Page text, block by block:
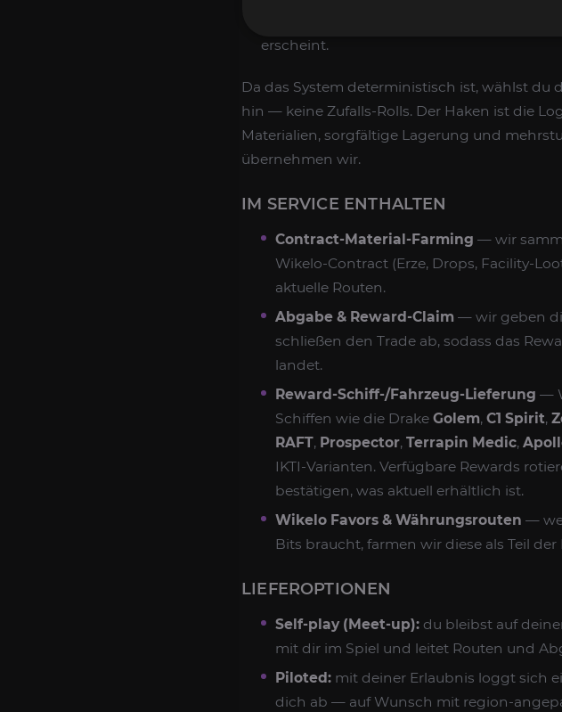
erscheint.
Da das System deterministisch ist, wählst du
hin — keine Zufalls-Rolls. Der Haken ist die
Materialien, sorgfältige Lagerung und
übernehmen wir.
IM SERVICE ENTHALTEN
Contract-Material-Farming — wir
Wikelo-Contract (Erze, Drops, Facility-
aktuelle Routen.
Abgabe & Reward-Claim — wir geben
schließen den Trade ab, sodass das
landet.
Reward-Schiff-/Fahrzeug-Lieferung —
Schiffen wie die Drake Golem, C1 Spirit,
RAFT, Prospector, Terrapin Medic,
IKTI-Varianten. Verfügbare Rewards
bestätigen, was aktuell erhältlich ist.
Wikelo Favors & Währungsrouten —
Bits braucht, farmen wir diese als Teil
LIEFEROPTIONEN
Self-play (Meet-up): du bleibst auf
mit dir im Spiel und leitet Routen und
Piloted: mit deiner Erlaubnis loggt sich
dich ab — auf Wunsch mit region-